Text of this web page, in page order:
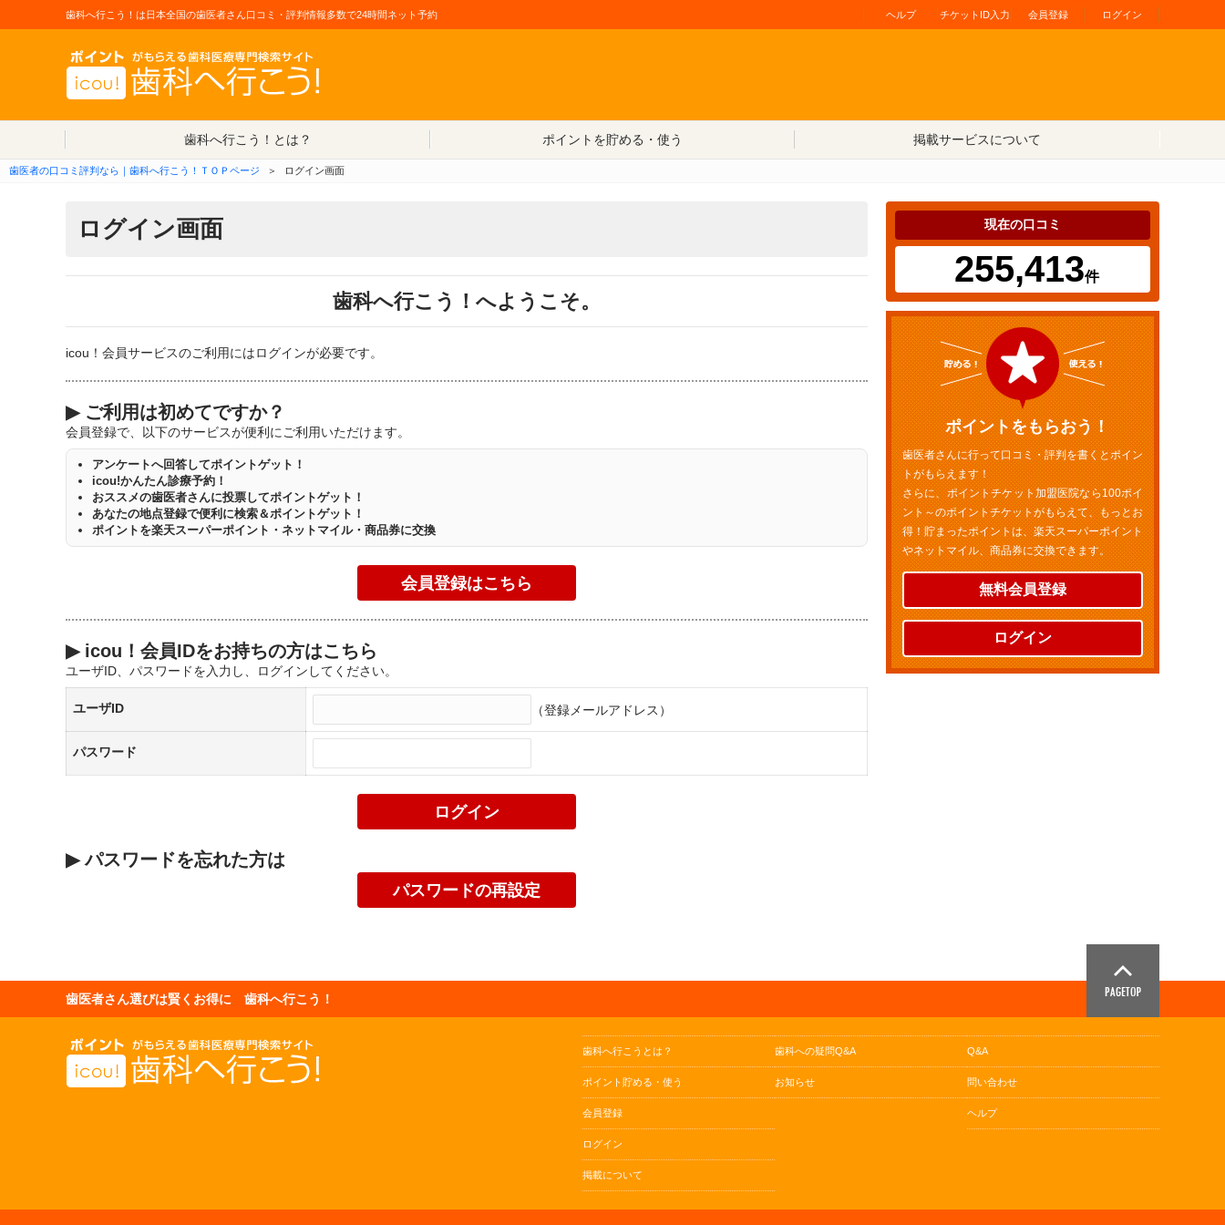
歯科へ行こう！は日本全国の歯医者さん口コミ・評判情報多数で24時間ネット予約 ヘルプ チケットID入力 会員登録 ログイン
歯科へ行こう！とは？
ポイントを貯める・使う 掲載サービスについて
歯医者の口コミ評判なら｜歯科へ行こう！ＴＯＰページ ＞ ログイン画面
ログイン画面
歯科へ行こう！へようこそ。
icou！会員サービスのご利用にはログインが必要です。
▶ ご利用は初めてですか？
会員登録で、以下のサービスが便利にご利用いただけます。
アンケートへ回答してポイントゲット！
icou!かんたん診療予約！
おススメの歯医者さんに投票してポイントゲット！
あなたの地点登録で便利に検索＆ポイントゲット！
ポイントを楽天スーパーポイント・ネットマイル・商品券に交換
▶ icou！会員IDをお持ちの方はこちら
ユーザID、パスワードを入力し、ログインしてください。
ユーザID （登録メールアドレス）
パスワード
▶ パスワードを忘れた方は
現在の口コミ
255,413件
ポイントをもらおう！
歯医者さんに行って口コミ・評判を書くとポイン
トがもらえます！
さらに、ポイントチケット加盟医院なら100ポイ
ント～のポイントチケットがもらえて、もっとお
得！貯まったポイントは、楽天スーパーポイント
やネットマイル、商品券に交換できます。
無料会員登録
ログイン
歯医者さん選びは賢くお得に 歯科へ行こう！
歯科へ行こうとは？
ポイント貯める・使う
会員登録
ログイン
掲載について
歯科への疑問Q&A
お知らせ
Q&A
問い合わせ
ヘルプ